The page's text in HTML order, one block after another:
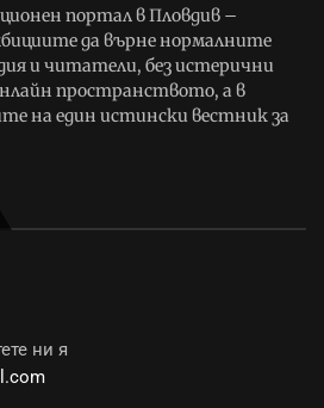
портал в Пловдив –
да върне нормалните
и читатели, без истерични
пространството, а в
на един истински вестник за
ни я